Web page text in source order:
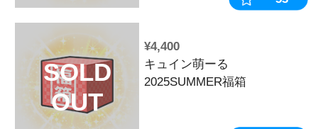
計※2025年